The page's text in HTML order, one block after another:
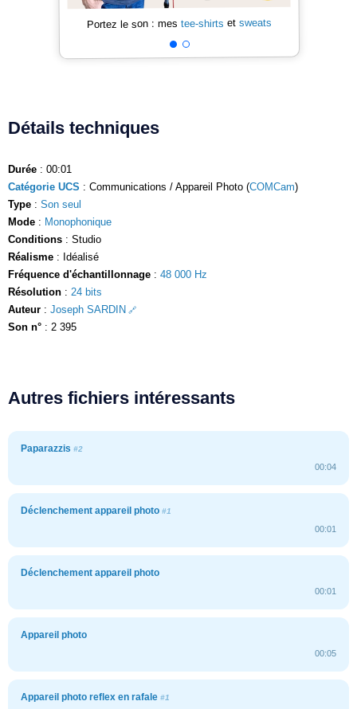
Portez le son : mes tee-shirts et sweats
Détails techniques
Durée : 00:01
Catégorie UCS : Communications / Appareil Photo (COMCam)
Type : Son seul
Mode : Monophonique
Conditions : Studio
Réalisme : Idéalisé
Fréquence d'échantillonnage : 48 000 Hz
Résolution : 24 bits
Auteur : Joseph SARDIN
Son n° : 2 395
Autres fichiers intéressants
Paparazzis #2
00:04
Déclenchement appareil photo #1
00:01
Déclenchement appareil photo
00:01
Appareil photo
00:05
Appareil photo reflex en rafale #1